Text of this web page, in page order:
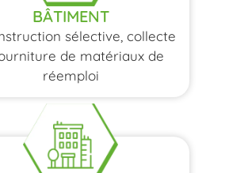
BÂTIMENT
sélective, collecte
de matériaux de
réemploi